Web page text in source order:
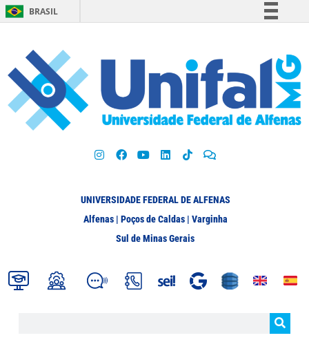
BRASIL
Participe
Acesso à informação
Legislação
UNIVERSIDADE FEDERAL DE ALFENAS
Alfenas | Poços de Caldas | Varginha
Sul de Minas Gerais